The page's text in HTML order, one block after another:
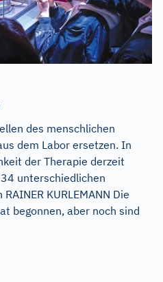
des menschlichen
dem Labor ersetzen. In
der Therapie derzeit
unterschiedlichen
KURLEMANN Die
begonnen, aber noch sind